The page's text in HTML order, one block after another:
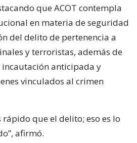
que ACOT contempla
en materia de seguridad
del delito de pertenencia a
y terroristas, además de
anticipada y
vinculados al crimen
que el delito; eso es lo
afirmó.